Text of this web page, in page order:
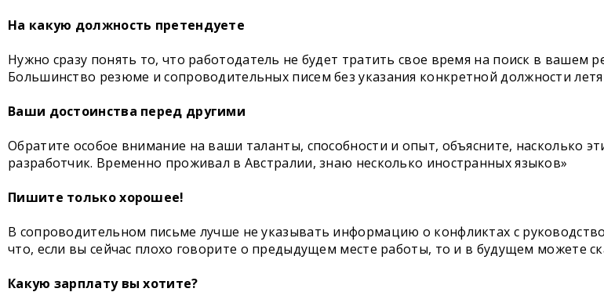
На какую должность претендуете
Нужно сразу понять то, что работодатель не будет тратить свое время на поиск в вашем
Большинство резюме и сопроводительных писем без указания конкретной должности
Ваши достоинства перед другими
Обратите особое внимание на ваши таланты, способности и опыт, объясните, насколько
разработчик. Временно проживал в Австралии, знаю несколько иностранных языков»
Пишите только хорошее!
В сопроводительном письме лучше не указывать информацию о конфликтах с
что, если вы сейчас плохо говорите о предыдущем месте работы, то и в будущем можете
Какую зарплату вы хотите?